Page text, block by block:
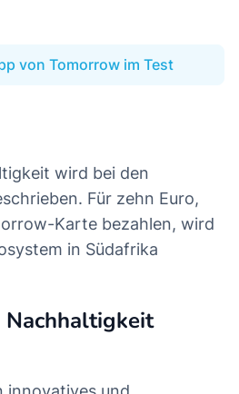
von Tomorrow im Test
wird bei den
Für zehn Euro,
Karte bezahlen, wird
in Südafrika
Nachhaltigkeit